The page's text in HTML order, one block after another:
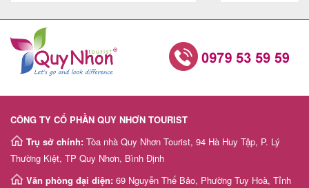
CÔNG TY CỔ PHẦN QUY NHƠN TOURIST
Trụ sở chính: Tòa nhà Quy Nhơn Tourist, 94 Hà Huy Tập, P. Lý
Thường Kiệt, TP Quy Nhơn, Bình Định
Văn phòng đại diện: 69 Nguyễn Thế Bảo, Phường Tuy Hoà, Tỉnh